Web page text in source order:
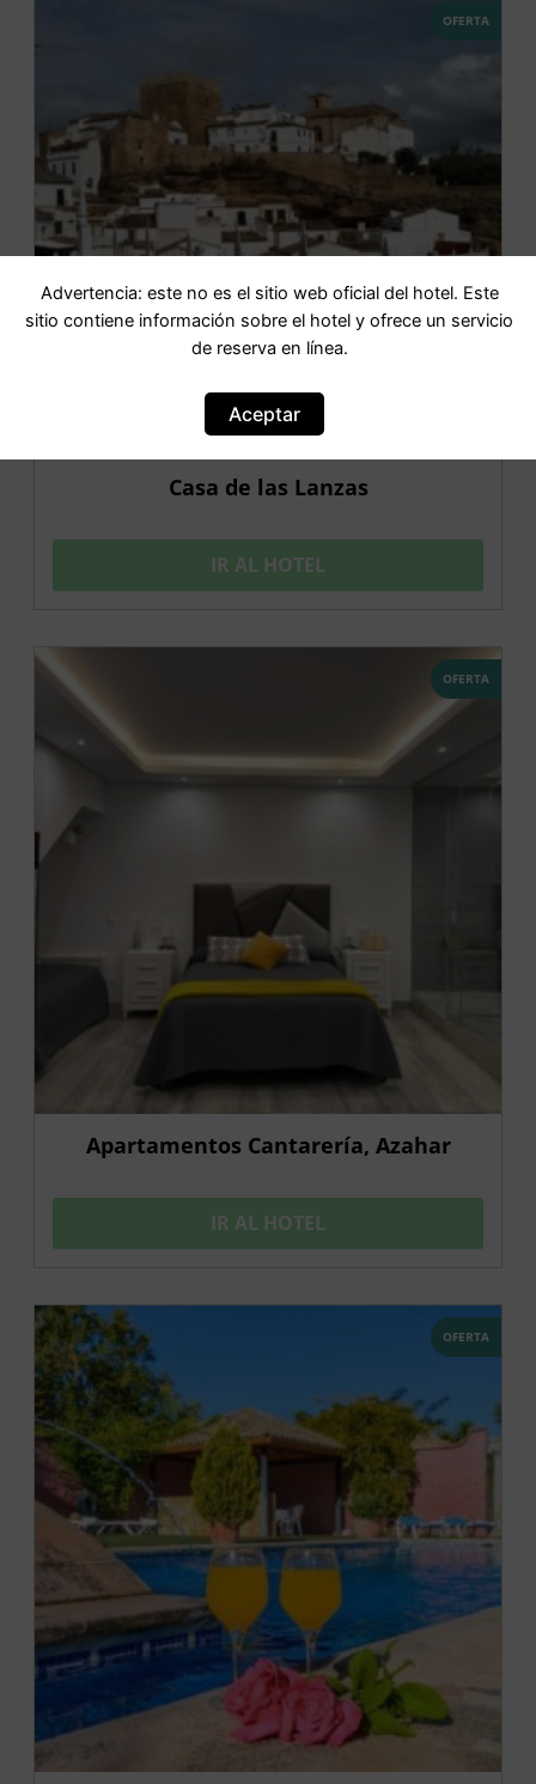
OFERTA
Casa de las Lanzas
IR AL HOTEL
OFERTA
Apartamentos Cantarería, Azahar
IR AL HOTEL
OFERTA
Advertencia: este no es el sitio web oficial del hotel. Este
sitio contiene información sobre el hotel y ofrece un servicio
de reserva en línea.
Aceptar